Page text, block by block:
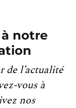
notre
de l’actualité
vous à
nos